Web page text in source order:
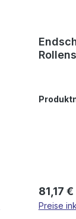
81,17 €
Preise